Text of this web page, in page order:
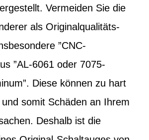
Vermeiden Sie die
als Originalqualitäts-
”CNC-
”AL-6061 oder 7075-
Diese können zu hart
somit Schäden an Ihrem
Deshalb ist die